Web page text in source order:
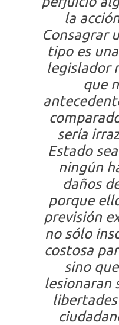
la
Consagrar
tipo es
legislador
que
sería
Estado
ningún
daños
porque
previsión
no sólo
costosa
sino
lesionaran